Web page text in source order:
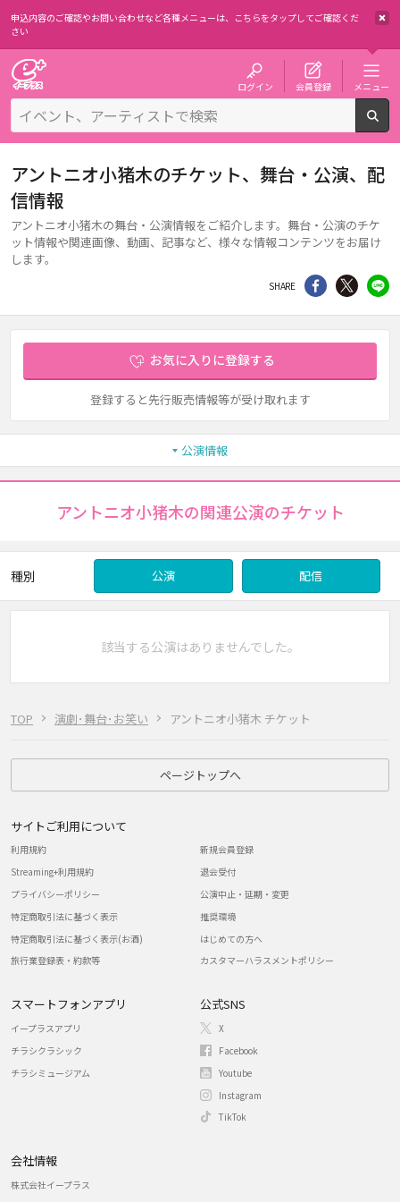
申込内容のご確認やお問い合わせなど各種メニューは、 こちらをタップしてご確認くだ
さい
ログイン 会員登録 メニュー
TOP 演劇･舞台･お笑い アントニオ小猪木 チケット
アントニオ小猪木のチケット、舞台・公演、配
信情報
アントニオ小猪木の舞台・公演情報をご紹介します。舞台・公演のチケ
ット情報や関連画像、動画、記事など、様々な情報コンテンツをお届け
します。
SHARE シェア Twitter
お気に入りに登録する
登録すると先行販売情報等が受け取れます
公演情報
アントニオ小猪木の関連公演のチケット
種別 公演 配信
該当する公演はありませんでした。
ページトップへ
サイトご利用について
利用規約
Streaming+利用規約
プライバシーポリシー
特定商取引法に基づく表示
特定商取引法に基づく表示(お酒)
旅行業登録表・約款等
新規会員登録
退会受付
公演中止・延期・変更
推奨環境
はじめての方へ
カスタマーハラスメントポリシー
スマートフォンアプリ
イープラスアプリ
チラシクラシック
チラシミュージアム
公式SNS
X
Facebook
Youtube
Instagram
TikTok
会社情報
株式会社イープラス